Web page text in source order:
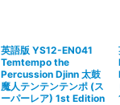
英語版 YS12-EN041
Temtempo the
Percussion Djinn 太鼓
魔人テンテンテンポ (ス
ーパーレア) 1st Edition